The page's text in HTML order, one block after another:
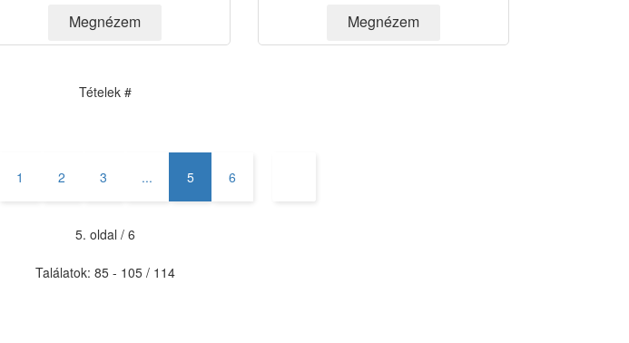
Tételek #
1 2 3 ... 5 6
5. oldal / 6
Találatok: 85 - 105 / 114